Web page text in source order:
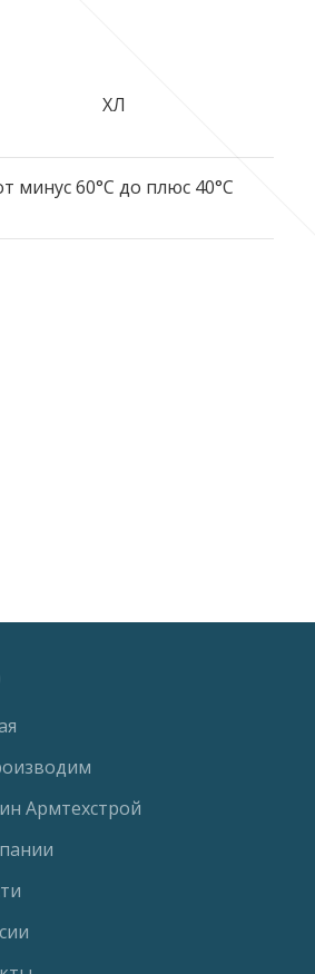
ХЛ
минус 60°C до плюс 40°C
Армтехстрой